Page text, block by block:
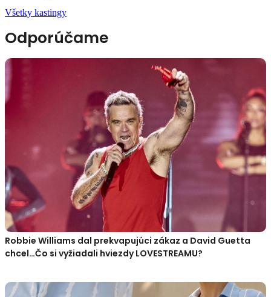
Všetky kastingy
Odporúčame
Robbie Williams dal prekvapujúci zákaz a David Guetta
chcel…Čo si vyžiadali hviezdy LOVESTREAMU?